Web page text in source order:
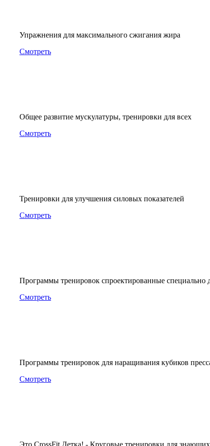
Упражнения для максимального сжигания жира
Смотреть
Общее развитие мускулатуры, тренировки для всех
Смотреть
Тренировки для улучшения силовых показателей
Смотреть
Программы тренировок спроектированные специально
Смотреть
Программы тренировок для наращивания кубиков
Смотреть
Это CrossFit Детка! - Круговые тренировки для знающих